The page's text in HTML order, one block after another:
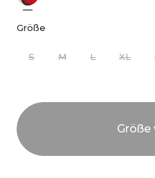
Größe
S M L XL